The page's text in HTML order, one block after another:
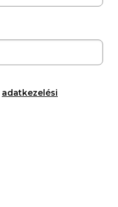
adatkezelési